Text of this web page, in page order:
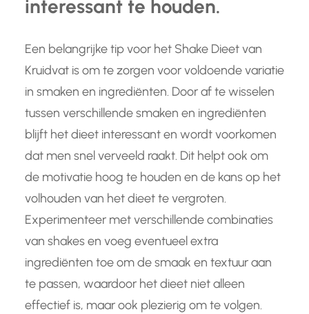
interessant te houden.
Een belangrijke tip voor het Shake Dieet van
Kruidvat is om te zorgen voor voldoende variatie
in smaken en ingrediënten. Door af te wisselen
tussen verschillende smaken en ingrediënten
blijft het dieet interessant en wordt voorkomen
dat men snel verveeld raakt. Dit helpt ook om
de motivatie hoog te houden en de kans op het
volhouden van het dieet te vergroten.
Experimenteer met verschillende combinaties
van shakes en voeg eventueel extra
ingrediënten toe om de smaak en textuur aan
te passen, waardoor het dieet niet alleen
effectief is, maar ook plezierig om te volgen.